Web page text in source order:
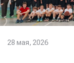
28 мая, 2026